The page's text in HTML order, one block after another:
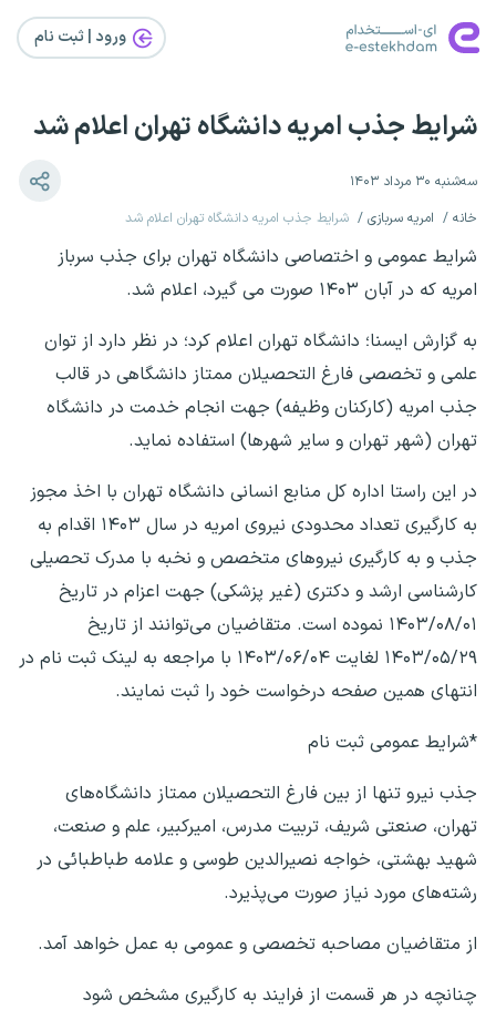
ورود | ثبت‌ نام
شرایط جذب امریه دانشگاه تهران اعلام شد
سه‌شنبه ۳۰ مرداد ۱۴۰۳
خانه
امریه سربازی شرایط جذب امریه دانشگاه تهران اعلام شد
شرایط عمومی و اختصاصی دانشگاه تهران برای جذب سرباز
امریه که در آبان ۱۴۰۳ صورت می گیرد، اعلام شد.
به گزارش ایسنا؛ دانشگاه تهران اعلام کرد؛ در نظر دارد از توان
علمی و تخصصی فارغ التحصیلان ممتاز دانشگاهی در قالب
جذب امریه (کارکنان وظیفه) جهت انجام خدمت در دانشگاه
تهران (شهر تهران و سایر شهرها) استفاده نماید.
در این راستا اداره کل منابع انسانی دانشگاه تهران با اخذ مجوز
به کارگیری تعداد محدودی نیروی امریه در سال ۱۴۰۳ اقدام به
جذب و به کارگیری نیروهای متخصص و نخبه با مدرک تحصیلی
کارشناسی ارشد و دکتری (غیر پزشکی) جهت اعزام در تاریخ
۱۴۰۳/۰۸/۰۱ نموده است. متقاضیان می‌توانند از تاریخ
۱۴۰۳/۰۵/۲۹ لغایت ۱۴۰۳/۰۶/۰۴ با مراجعه به لینک ثبت نام در
انتهای همین صفحه درخواست خود را ثبت نمایند.
*شرایط عمومی ثبت نام
جذب نیرو تنها از بین فارغ التحصیلان ممتاز دانشگاه‌های
تهران، صنعتی شریف، تربیت مدرس، امیرکبیر، علم و صنعت،
شهید بهشتی، خواجه نصیرالدین طوسی و علامه طباطبائی در
رشته‌های مورد نیاز صورت می‌پذیرد.
از متقاضیان مصاحبه تخصصی و عمومی به عمل خواهد آمد.
چنانچه در هر قسمت از فرایند به کارگیری مشخص شود